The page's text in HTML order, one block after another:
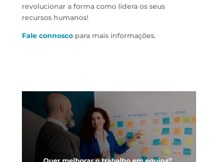
revolucionar a forma como lidera os seus
recursos humanos!
Fale connoscopara mais informações.